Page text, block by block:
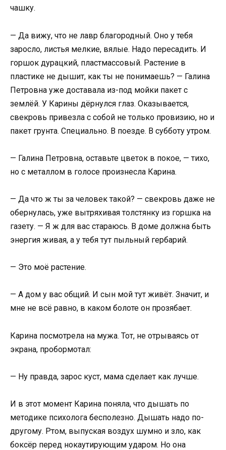
чашку.
— Да вижу, что не лавр благородный. Оно у тебя
заросло, листья мелкие, вялые. Надо пересадить. И
горшок дурацкий, пластмассовый. Растение в
пластике не дышит, как ты не понимаешь? — Галина
Петровна уже доставала из-под мойки пакет с
землёй. У Карины дёрнулся глаз. Оказывается,
свекровь привезла с собой не только провизию, но и
пакет грунта. Специально. В поезде. В субботу утром.
— Галина Петровна, оставьте цветок в покое, — тихо,
но с металлом в голосе произнесла Карина.
— Да что ж ты за человек такой? — свекровь даже не
обернулась, уже вытряхивая толстянку из горшка на
газету. — Я ж для вас стараюсь. В доме должна быть
энергия живая, а у тебя тут пыльный гербарий.
— Это моё растение.
— А дом у вас общий. И сын мой тут живёт. Значит, и
мне не всё равно, в каком болоте он прозябает.
Карина посмотрела на мужа. Тот, не отрываясь от
экрана, пробормотал:
— Ну правда, зарос куст, мама сделает как лучше.
И в этот момент Карина поняла, что дышать по
методике психолога бесполезно. Дышать надо по-
другому. Ртом, выпуская воздух шумно и зло, как
боксёр перед нокаутирующим ударом. Но она